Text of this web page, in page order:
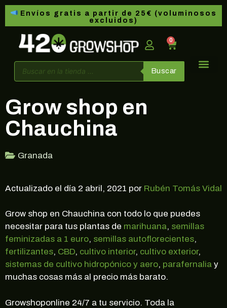
Envíos gratis a partir de 25€ (voluminosos
excluidos)
0
Buscar
Grow shop en
Chauchina
Granada
Actualizado el día 2 abril, 2021 por Rubén Tomás Vidal
Grow shop en Chauchina con todo lo que puedes
necesitar para tus plantas de marihuana, semillas
feminizadas a 1 euro, semillas autoflorecientes,
fertilizantes, CBD, cultivo interior, cultivo exterior,
sistemas de cultivo hidropónico y aero, parafernalia y
muchas cosas más al precio más barato.
Growshoponline 24/7 a tu servicio. Toda la